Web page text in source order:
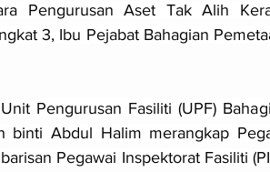
Pengurusan Aset Tak Alih
3, Ibu Pejabat Bahagian
Pengurusan Fasiliti (UPF)
Abdul Halim merangkap
Pegawai Inspektorat Fasiliti